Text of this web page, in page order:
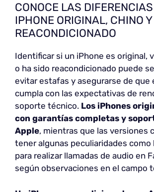
CONOCE LAS
IPHONE ORIGINAL, CHINO Y
REACONDICIONADO
Identificar si un iPhone es original,
o ha sido reacondicionado puede
evitar estafas y asegurarse de que
cumpla con las expectativas de
soporte técnico. Los iPhones
con garantías completas y
Apple, mientras que las versiones
tener algunas peculiaridades como
para realizar llamadas de audio en
según observaciones en el campo